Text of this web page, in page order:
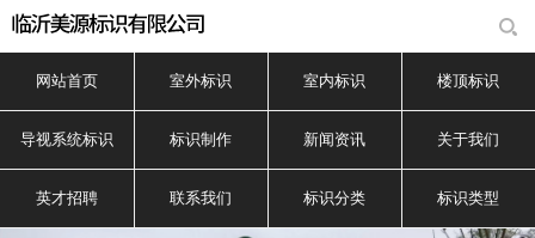
网站首页 室外标识 室内标识 楼顶标识
导视系统标识 标识制作 新闻资讯 关于我们
英才招聘 联系我们 标识分类 标识类型